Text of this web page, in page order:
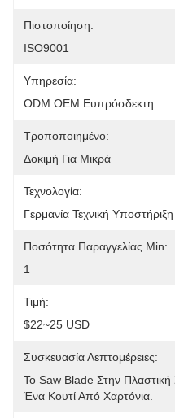
Πιστοποίηση:
ISO9001
Υπηρεσία:
ODM OEM Ευπρόσδεκτη
Τροποποιημένο:
Δοκιμή Για Μικρά
Τεχνολογία:
Γερμανία Τεχνική Υποστήριξη
Ποσότητα Παραγγελίας Min:
1
Τιμή:
$22~25 USD
Συσκευασία Λεπτομέρειες:
Το Saw Blade Στην Πλαστική
Ένα Κουτί Από Χαρτόνια.